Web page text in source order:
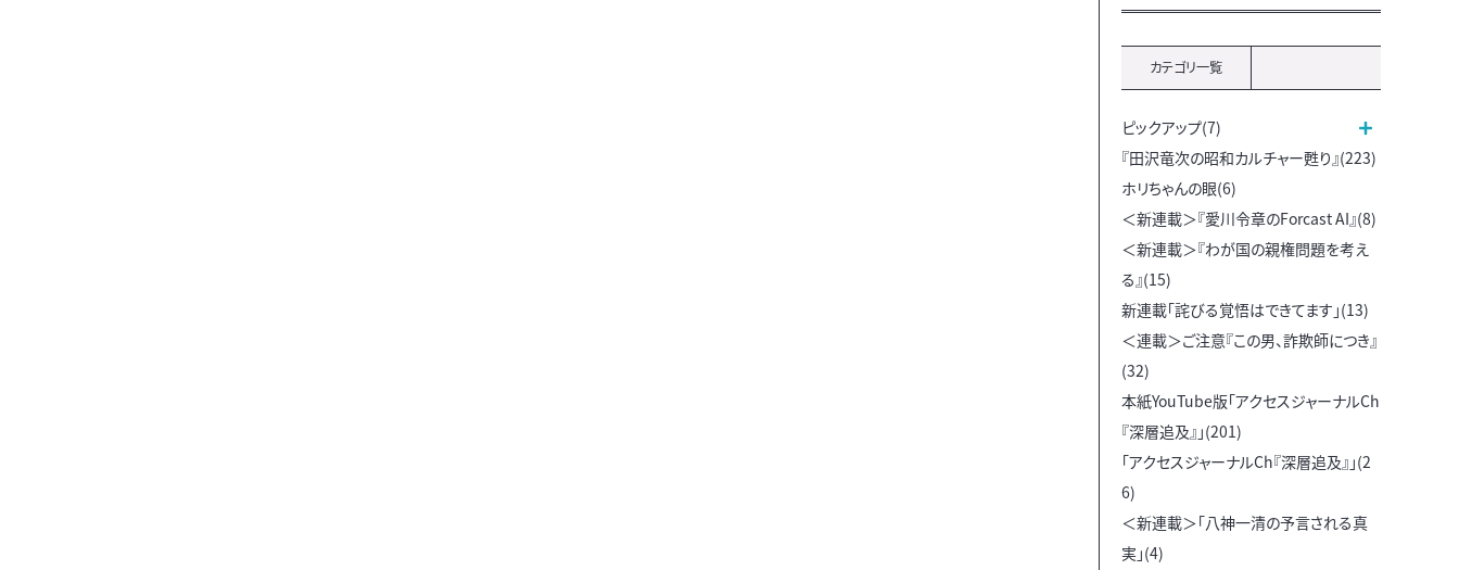
カテゴリ一覧
ピックアップ(7)
『田沢竜次の昭和カルチャー甦り』(223)
ホリちゃんの眼(6)
＜新連載＞『愛川令章のForcast AI』(8)
＜新連載＞『わが国の親権問題を考え
る』(15)
新連載「詫びる覚悟はできてます」(13)
＜連載＞ご注意『この男、詐欺師につき』
(32)
本紙YouTube版「アクセスジャーナルCh
『深層追及』」(201)
「アクセスジャーナルCh『深層追及』」(2
6)
＜新連載＞「八神一清の予言される真
実」(4)